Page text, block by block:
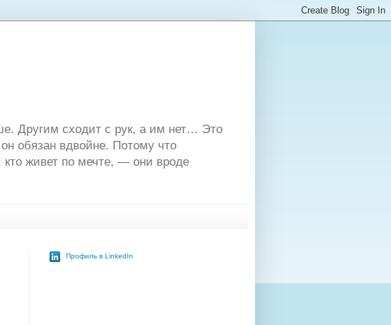
Другим сходит с рук, а им нет… Это
обязан вдвойне. Потому что
живет по мечте, — они вроде
Профиль в LinkedIn